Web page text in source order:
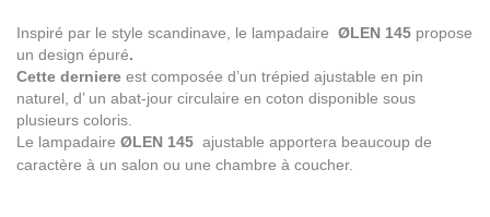
Inspiré par le style scandinave, le lampadaire ØLEN 145 propose
un design épuré.
Cette derniere est composée d’un trépied ajustable en pin
naturel, d’ un abat-jour circulaire en coton disponible sous
plusieurs coloris.
Le lampadaire ØLEN 145 ajustable apportera beaucoup de
caractère à un salon ou une chambre à coucher.